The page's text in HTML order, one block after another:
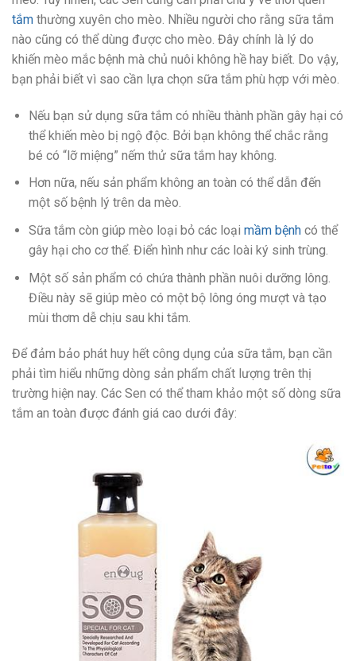
tắm thường xuyên cho mèo. Nhiều người cho rằng sữa tắm
nào cũng có thể dùng được cho mèo. Đây chính là lý do
khiến mèo mắc bệnh mà chủ nuôi không hề hay biết. Do vậy,
bạn phải biết vì sao cần lựa chọn sữa tắm phù hợp với mèo.
Nếu bạn sử dụng sữa tắm có nhiều thành phần gây hại có
thể khiến mèo bị ngộ độc. Bởi bạn không thể chắc rằng
bé có “lỡ miệng” nếm thử sữa tắm hay không.
Hơn nữa, nếu sản phẩm không an toàn có thể dẫn đến
một số bệnh lý trên da mèo.
Sữa tắm còn giúp mèo loại bỏ các loại mầm bệnhcó thể
gây hại cho cơ thể. Điển hình như các loài ký sinh trùng.
Một số sản phẩm có chứa thành phần nuôi dưỡng lông.
Điều này sẽ giúp mèo có một bộ lông óng mượt và tạo
mùi thơm dễ chịu sau khi tắm.
Để đảm bảo phát huy hết công dụng của sữa tắm, bạn cần
phải tìm hiểu những dòng sản phẩm chất lượng trên thị
trường hiện nay. Các Sen có thể tham khảo một số dòng sữa
tắm an toàn được đánh giá cao dưới đây: